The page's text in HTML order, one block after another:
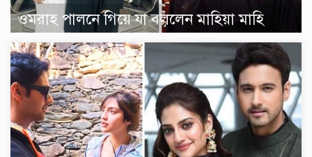
ওমরাহ পালনে গিয়ে যা বললেন মাহিয়া মাহি